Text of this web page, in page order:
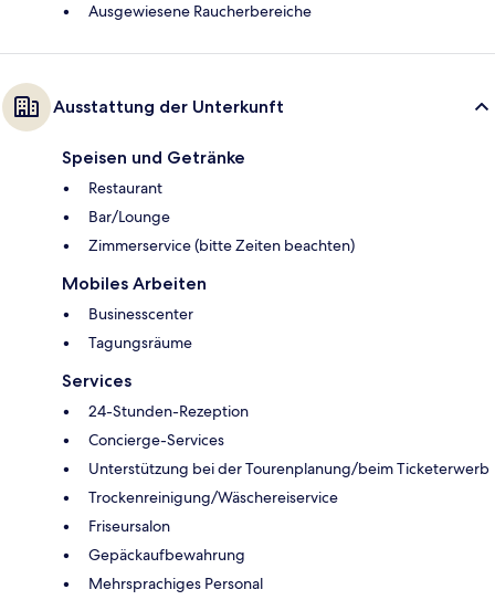
Ausgewiesene Raucherbereiche
Ausstattung der Unterkunft
Speisen und Getränke
Restaurant
Bar/Lounge
Zimmerservice (bitte Zeiten beachten)
Mobiles Arbeiten
Businesscenter
Tagungsräume
Services
24-Stunden-Rezeption
Concierge-Services
Unterstützung bei der Tourenplanung/beim Ticketerwerb
Trockenreinigung/Wäschereiservice
Friseursalon
Gepäckaufbewahrung
Mehrsprachiges Personal